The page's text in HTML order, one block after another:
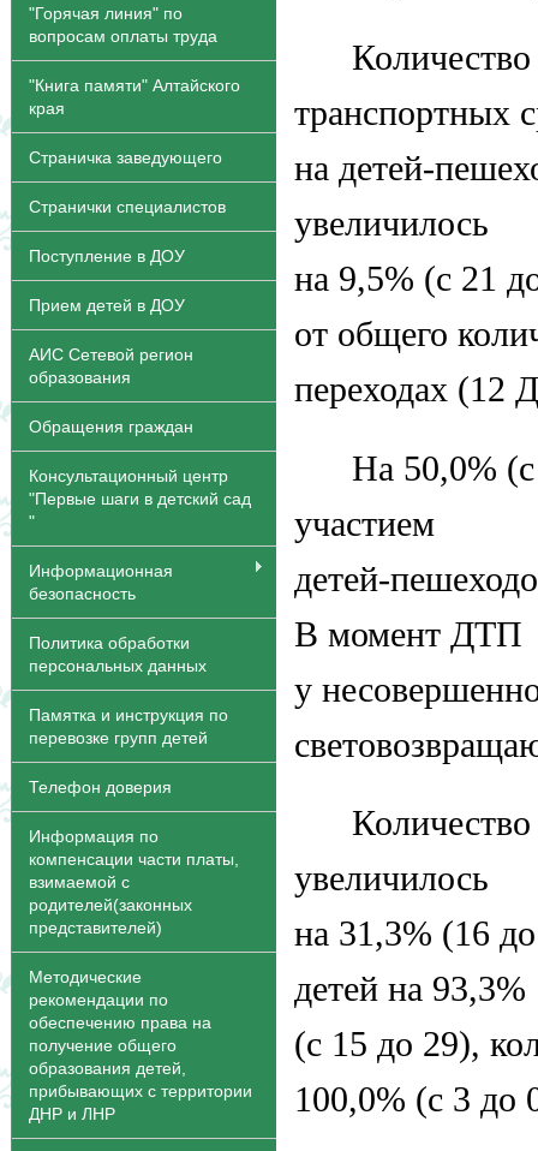
"Горячая линия" по
вопросам оплаты труда
"Книга памяти" Алтайского
края
Страничка заведующего
Странички специалистов
Поступление в ДОУ
Прием детей в ДОУ
АИС Сетевой регион
образования
Обращения граждан
Консультационный центр
"Первые шаги в детский сад
"
Информационная
безопасность
Политика обработки
персональных данных
Памятка и инструкция по
перевозке групп детей
Телефон доверия
Информация по
компенсации части платы,
взимаемой с
родителей(законных
представителей)
Методические
рекомендации по
обеспечению права на
получение общего
образования детей,
прибывающих с территории
ДНР и ЛНР
транспортных
на детей-
увеличилось
на 9,5% (с 21
от общего
переходах (12
На 50,0%
участием
детей-
В момент ДТП
у
увеличилось
на 31,3% (16
детей на 93,3%
(с 15 до 29),
100,0% (с 3 до